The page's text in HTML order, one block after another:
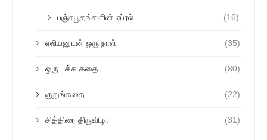
பஞ்சபூதங்களின் ஏப்ரல் (16)
ஏலியனுடன் ஒரு நாள் (35)
ஒரு பக்க கதை (80)
குறுங்கதை (22)
சித்திரை திருவிழா (31)